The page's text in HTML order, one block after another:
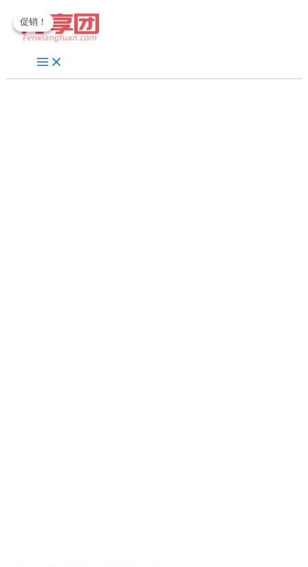
至
促销！
促销！